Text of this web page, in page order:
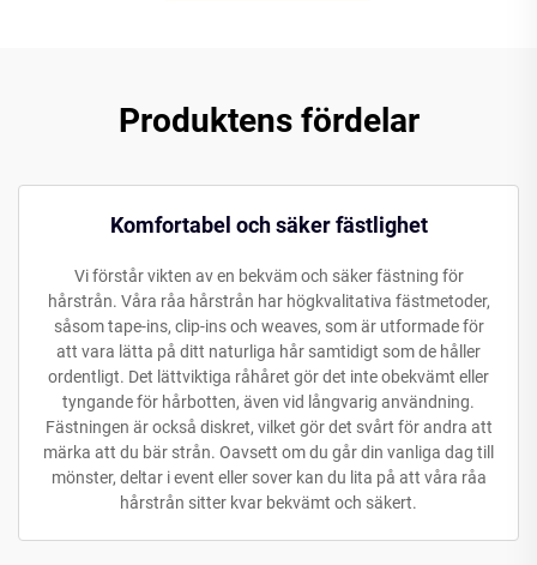
Produktens fördelar
Komfortabel och säker fästlighet
Vi förstår vikten av en bekväm och säker fästning för
hårstrån. Våra råa hårstrån har högkvalitativa fästmetoder,
såsom tape-ins, clip-ins och weaves, som är utformade för
att vara lätta på ditt naturliga hår samtidigt som de håller
ordentligt. Det lättviktiga råhåret gör det inte obekvämt eller
tyngande för hårbotten, även vid långvarig användning.
Fästningen är också diskret, vilket gör det svårt för andra att
märka att du bär strån. Oavsett om du går din vanliga dag till
mönster, deltar i event eller sover kan du lita på att våra råa
hårstrån sitter kvar bekvämt och säkert.